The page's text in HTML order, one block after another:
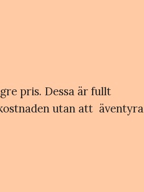
pris. Dessa är fullt
utan att äventyra